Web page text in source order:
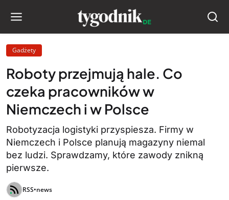
Gadżety
Roboty przejmują hale. Co
czeka pracowników w
Niemczech i w Polsce
Robotyzacja logistyki przyspiesza. Firmy w
Niemczech i Polsce planują magazyny niemal
bez ludzi. Sprawdzamy, które zawody znikną
pierwsze.
RSS•news